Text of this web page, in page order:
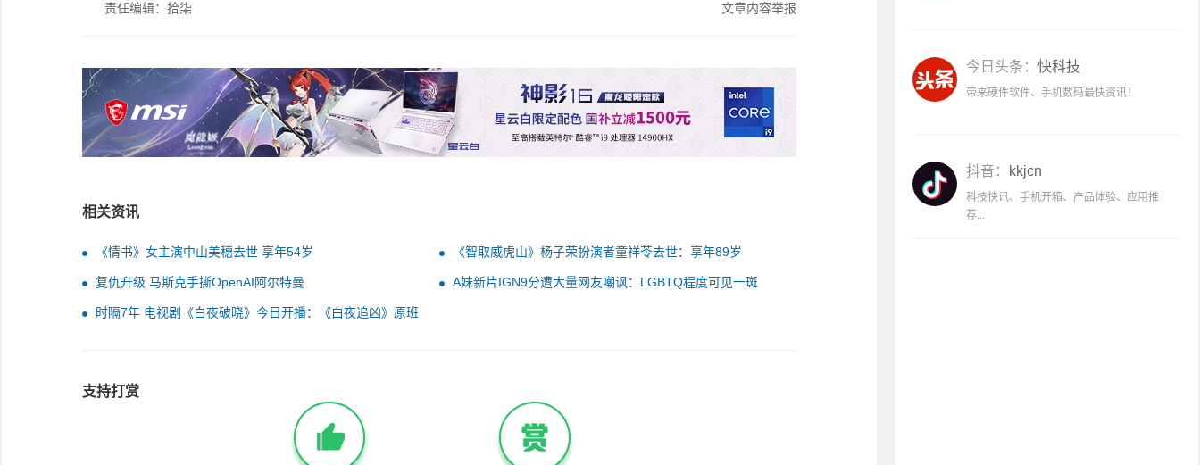
责任编辑：拾柒 文章内容举报
相关资讯
《情书》女主演中山美穗去世 享年54岁 《智取威虎山》杨子荣扮演者童祥苓去世：享年89岁
复仇升级 马斯克手撕OpenAI阿尔特曼 A妹新片IGN9分遭大量网友嘲讽：LGBTQ程度可见一斑
时隔7年 电视剧《白夜破晓》今日开播：《白夜追凶》原班
支持打赏
今日头条： 快科技
带来硬件软件、手机数码最快资讯！
抖音： kkjcn
科技快讯、手机开箱、产品体验、应用推
荐...